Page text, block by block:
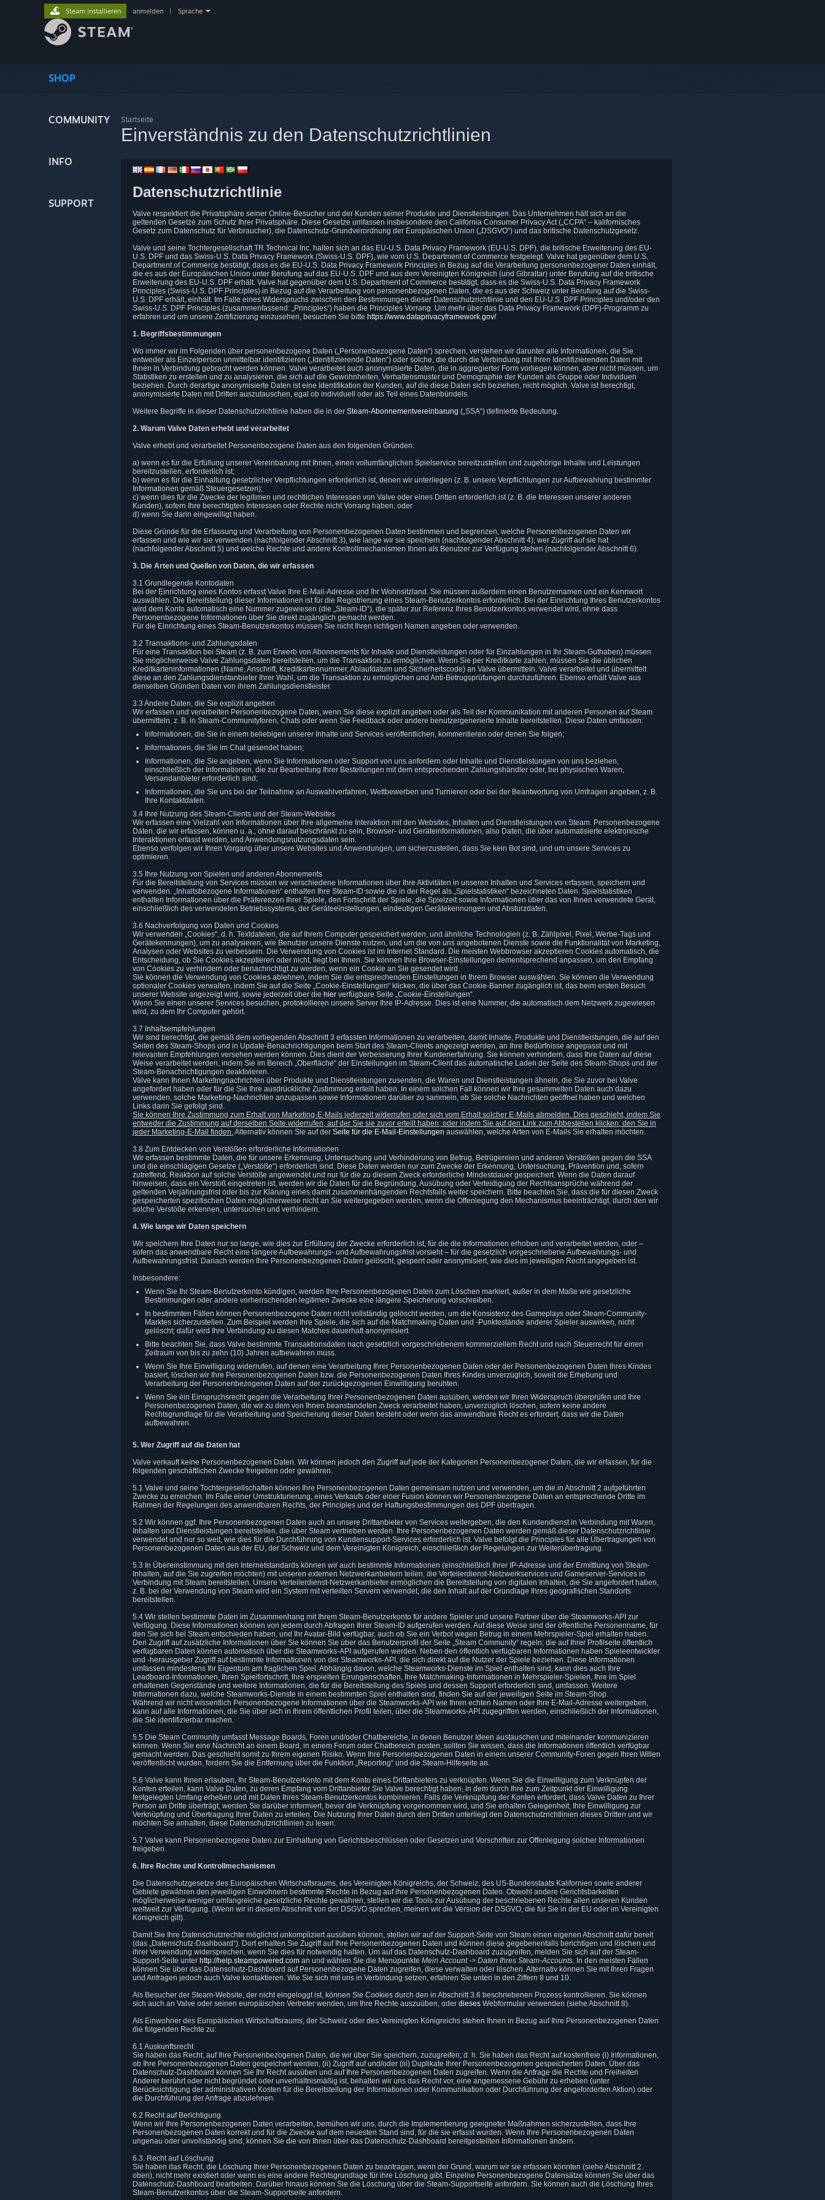
SHOP
COMMUNITY
INFO
SUPPORT
Steam installieren anmelden Sprache
Startseite
Einverständnis zu den Datenschutzrichtlinien
Datenschutzrichtlinie
Valve respektiert die Privatsphäre seiner Online-Besucher und der Kunden seiner Produkte und Dienstleistungen. Das Unternehmen hält sich an die
geltenden Gesetze zum Schutz Ihrer Privatsphäre. Diese Gesetze umfassen insbesondere den California Consumer Privacy Act („CCPA“ – kalifornisches
Gesetz zum Datenschutz für Verbraucher), die Datenschutz-Grundverordnung der Europäischen Union („DSGVO“) und das britische Datenschutzgesetz.
Valve und seine Tochtergesellschaft TR Technical Inc. halten sich an das EU-U.S. Data Privacy Framework (EU-U.S. DPF), die britische Erweiterung des EU-
U.S. DPF und das Swiss-U.S. Data Privacy Framework (Swiss-U.S. DPF), wie vom U.S. Department of Commerce festgelegt. Valve hat gegenüber dem U.S.
Department of Commerce bestätigt, dass es die EU-U.S. Data Privacy Framework Principles in Bezug auf die Verarbeitung personenbezogener Daten einhält,
die es aus der Europäischen Union unter Berufung auf das EU-U.S. DPF und aus dem Vereinigten Königreich (und Gibraltar) unter Berufung auf die britische
Erweiterung des EU-U.S. DPF erhält. Valve hat gegenüber dem U.S. Department of Commerce bestätigt, dass es die Swiss-U.S. Data Privacy Framework
Principles (Swiss-U.S. DPF Principles) in Bezug auf die Verarbeitung von personenbezogenen Daten, die es aus der Schweiz unter Berufung auf die Swiss-
U.S. DPF erhält, einhält. Im Falle eines Widerspruchs zwischen den Bestimmungen dieser Datenschutzrichtlinie und den EU-U.S. DPF Principles und/oder den
Swiss-U.S. DPF Principles (zusammenfassend: „Principles“) haben die Principles Vorrang. Um mehr über das Data Privacy Framework (DPF)-Programm zu
erfahren und um unsere Zertifizierung einzusehen, besuchen Sie bitte https://www.dataprivacyframework.gov/
1. Begriffsbestimmungen
Wo immer wir im Folgenden über personenbezogene Daten („Personenbezogene Daten“) sprechen, verstehen wir darunter alle Informationen, die Sie
entweder als Einzelperson unmittelbar identifizieren („Identifizierende Daten“) oder solche, die durch die Verbindung mit Ihren Identifizierenden Daten mit
Ihnen in Verbindung gebracht werden können. Valve verarbeitet auch anonymisierte Daten, die in aggregierter Form vorliegen können, aber nicht müssen, um
Statistiken zu erstellen und zu analysieren, die sich auf die Gewohnheiten, Verhaltensmuster und Demographie der Kunden als Gruppe oder Individuen
beziehen. Durch derartige anonymisierte Daten ist eine Identifikation der Kunden, auf die diese Daten sich beziehen, nicht möglich. Valve ist berechtigt,
anonymisierte Daten mit Dritten auszutauschen, egal ob individuell oder als Teil eines Datenbündels.
Weitere Begriffe in dieser Datenschutzrichtlinie haben die in der Steam-Abonnementvereinbarung („SSA“) definierte Bedeutung.
2. Warum Valve Daten erhebt und verarbeitet
Valve erhebt und verarbeitet Personenbezogene Daten aus den folgenden Gründen:
a) wenn es für die Erfüllung unserer Vereinbarung mit Ihnen, einen vollumfänglichen Spielservice bereitzustellen und zugehörige Inhalte und Leistungen
bereitzustellen, erforderlich ist;
b) wenn es für die Einhaltung gesetzlicher Verpflichtungen erforderlich ist, denen wir unterliegen (z. B. unsere Verpflichtungen zur Aufbewahrung bestimmter
Informationen gemäß Steuergesetzen);
c) wenn dies für die Zwecke der legitimen und rechtlichen Interessen von Valve oder eines Dritten erforderlich ist (z. B. die Interessen unserer anderen
Kunden), sofern Ihre berechtigten Interessen oder Rechte nicht Vorrang haben; oder
d) wenn Sie darin eingewilligt haben.
Diese Gründe für die Erfassung und Verarbeitung von Personenbezogenen Daten bestimmen und begrenzen, welche Personenbezogenen Daten wir
erfassen und wie wir sie verwenden (nachfolgender Abschnitt 3), wie lange wir sie speichern (nachfolgender Abschnitt 4), wer Zugriff auf sie hat
(nachfolgender Abschnitt 5) und welche Rechte und andere Kontrollmechanismen Ihnen als Benutzer zur Verfügung stehen (nachfolgender Abschnitt 6).
3. Die Arten und Quellen von Daten, die wir erfassen
3.1 Grundlegende Kontodaten
Bei der Einrichtung eines Kontos erfasst Valve Ihre E-Mail-Adresse und Ihr Wohnsitzland. Sie müssen außerdem einen Benutzernamen und ein Kennwort
auswählen. Die Bereitstellung dieser Informationen ist für die Registrierung eines Steam-Benutzerkontos erforderlich. Bei der Einrichtung Ihres Benutzerkontos
wird dem Konto automatisch eine Nummer zugewiesen (die „Steam-ID“), die später zur Referenz Ihres Benutzerkontos verwendet wird, ohne dass
Personenbezogene Informationen über Sie direkt zugänglich gemacht werden.
Für die Einrichtung eines Steam-Benutzerkontos müssen Sie nicht Ihren richtigen Namen angeben oder verwenden.
3.2 Transaktions- und Zahlungsdaten
Für eine Transaktion bei Steam (z. B. zum Erwerb von Abonnements für Inhalte und Dienstleistungen oder für Einzahlungen in Ihr Steam-Guthaben) müssen
Sie möglicherweise Valve Zahlungsdaten bereitstellen, um die Transaktion zu ermöglichen. Wenn Sie per Kreditkarte zahlen, müssen Sie die üblichen
Kreditkarteninformationen (Name, Anschrift, Kreditkartennummer, Ablaufdatum und Sicherheitscode) an Valve übermitteln. Valve verarbeitet und übermittelt
diese an den Zahlungsdienstanbieter Ihrer Wahl, um die Transaktion zu ermöglichen und Anti-Betrugsprüfungen durchzuführen. Ebenso erhält Valve aus
denselben Gründen Daten von ihrem Zahlungsdienstleister.
3.3 Andere Daten, die Sie explizit angeben
Wir erfassen und verarbeiten Personenbezogene Daten, wenn Sie diese explizit angeben oder als Teil der Kommunikation mit anderen Personen auf Steam
übermitteln, z. B. in Steam-Communityforen, Chats oder wenn Sie Feedback oder andere benutzergenerierte Inhalte bereitstellen. Diese Daten umfassen:
Informationen, die Sie in einem beliebigen unserer Inhalte und Services veröffentlichen, kommentieren oder denen Sie folgen;
Informationen, die Sie im Chat gesendet haben;
Informationen, die Sie angeben, wenn Sie Informationen oder Support von uns anfordern oder Inhalte und Dienstleistungen von uns beziehen,
einschließlich der Informationen, die zur Bearbeitung Ihrer Bestellungen mit dem entsprechenden Zahlungshändler oder, bei physischen Waren,
Versandanbieter erforderlich sind;
Informationen, die Sie uns bei der Teilnahme an Auswahlverfahren, Wettbewerben und Turnieren oder bei der Beantwortung von Umfragen angeben, z. B.
Ihre Kontaktdaten.
3.4 Ihre Nutzung des Steam-Clients und der Steam-Websites
Wir erfassen eine Vielzahl von Informationen über Ihre allgemeine Interaktion mit den Websites, Inhalten und Dienstleistungen von Steam. Personenbezogene
Daten, die wir erfassen, können u. a., ohne darauf beschränkt zu sein, Browser- und Geräteinformationen, also Daten, die über automatisierte elektronische
Interaktionen erfasst werden, und Anwendungsnutzungsdaten sein.
Ebenso verfolgen wir Ihren Vorgang über unsere Websites und Anwendungen, um sicherzustellen, dass Sie kein Bot sind, und um unsere Services zu
optimieren.
3.5 Ihre Nutzung von Spielen und anderen Abonnements
Für die Bereitstellung von Services müssen wir verschiedene Informationen über Ihre Aktivitäten in unseren Inhalten und Services erfassen, speichern und
verwenden. „Inhaltsbezogene Informationen“ enthalten Ihre Steam-ID sowie die in der Regel als „Spielstatistiken“ bezeichneten Daten. Spielstatistiken
enthalten Informationen über die Präferenzen Ihrer Spiele, den Fortschritt der Spiele, die Spielzeit sowie Informationen über das von Ihnen verwendete Gerät,
einschließlich des verwendeten Betriebssystems, der Geräteeinstellungen, eindeutigen Gerätekennungen und Absturzdaten.
3.6 Nachverfolgung von Daten und Cookies
Wir verwenden „Cookies“, d. h. Textdateien, die auf Ihrem Computer gespeichert werden, und ähnliche Technologien (z. B. Zählpixel, Pixel, Werbe-Tags und
Gerätekennungen), um zu analysieren, wie Benutzer unsere Dienste nutzen, und um die von uns angebotenen Dienste sowie die Funktionalität von Marketing,
Analysen oder Websites zu verbessern. Die Verwendung von Cookies ist im Internet Standard. Die meisten Webbrowser akzeptieren Cookies automatisch, die
Entscheidung, ob Sie Cookies akzeptieren oder nicht, liegt bei Ihnen. Sie können Ihre Browser-Einstellungen dementsprechend anpassen, um den Empfang
von Cookies zu verhindern oder benachrichtigt zu werden, wenn ein Cookie an Sie gesendet wird.
Sie können die Verwendung von Cookies ablehnen, indem Sie die entsprechenden Einstellungen in Ihrem Browser auswählen. Sie können die Verwendung
optionaler Cookies verwalten, indem Sie auf die Seite „Cookie-Einstellungen“ klicken, die über das Cookie-Banner zugänglich ist, das beim ersten Besuch
unserer Website angezeigt wird, sowie jederzeit über die hier verfügbare Seite „Cookie-Einstellungen“.
Wenn Sie einen unserer Services besuchen, protokollieren unsere Server Ihre IP-Adresse. Dies ist eine Nummer, die automatisch dem Netzwerk zugewiesen
wird, zu dem Ihr Computer gehört.
3.7 Inhaltsempfehlungen
Wir sind berechtigt, die gemäß dem vorliegenden Abschnitt 3 erfassten Informationen zu verarbeiten, damit Inhalte, Produkte und Dienstleistungen, die auf den
Seiten des Steam-Shops und in Update-Benachrichtigungen beim Start des Steam-Clients angezeigt werden, an Ihre Bedürfnisse angepasst und mit
relevanten Empfehlungen versehen werden können. Dies dient der Verbesserung Ihrer Kundenerfahrung. Sie können verhindern, dass Ihre Daten auf diese
Weise verarbeitet werden, indem Sie im Bereich „Oberfläche“ der Einstellungen im Steam-Client das automatische Laden der Seite des Steam-Shops und der
Steam-Benachrichtigungen deaktivieren.
Valve kann Ihnen Marketingnachrichten über Produkte und Dienstleistungen zusenden, die Waren und Dienstleistungen ähneln, die Sie zuvor bei Valve
angefordert haben oder für die Sie Ihre ausdrückliche Zustimmung erteilt haben. In einem solchen Fall können wir Ihre gesammelten Daten auch dazu
verwenden, solche Marketing-Nachrichten anzupassen sowie Informationen darüber zu sammeln, ob Sie solche Nachrichten geöffnet haben und welchen
Links darin Sie gefolgt sind.
Sie können Ihre Zustimmung zum Erhalt von Marketing-E-Mails jederzeit widerrufen oder sich vom Erhalt solcher E-Mails abmelden. Dies geschieht, indem Sie
entweder die Zustimmung auf derselben Seite widerrufen, auf der Sie sie zuvor erteilt haben, oder indem Sie auf den Link zum Abbestellen klicken, den Sie in
jeder Marketing-E-Mail finden.Alternativ können Sie auf der Seite für die E-Mail-Einstellungen auswählen, welche Arten von E-Mails Sie erhalten möchten.
3.8 Zum Entdecken von Verstößen erforderliche Informationen
Wir erfassen bestimmte Daten, die für unsere Erkennung, Untersuchung und Verhinderung von Betrug, Betrügereien und anderen Verstößen gegen die SSA
und die einschlägigen Gesetze („Verstöße“) erforderlich sind. Diese Daten werden nur zum Zwecke der Erkennung, Untersuchung, Prävention und, sofern
zutreffend, Reaktion auf solche Verstöße angewendet und nur für die zu diesem Zweck erforderliche Mindestdauer gespeichert. Wenn die Daten darauf
hinweisen, dass ein Verstoß eingetreten ist, werden wir die Daten für die Begründung, Ausübung oder Verteidigung der Rechtsansprüche während der
geltenden Verjährungsfrist oder bis zur Klärung eines damit zusammenhängenden Rechtsfalls weiter speichern. Bitte beachten Sie, dass die für diesen Zweck
gespeicherten spezifischen Daten möglicherweise nicht an Sie weitergegeben werden, wenn die Offenlegung den Mechanismus beeinträchtigt, durch den wir
solche Verstöße erkennen, untersuchen und verhindern.
4. Wie lange wir Daten speichern
Wir speichern Ihre Daten nur so lange, wie dies zur Erfüllung der Zwecke erforderlich ist, für die die Informationen erhoben und verarbeitet werden, oder –
sofern das anwendbare Recht eine längere Aufbewahrungs- und Aufbewahrungsfrist vorsieht – für die gesetzlich vorgeschriebene Aufbewahrungs- und
Aufbewahrungsfrist. Danach werden Ihre Personenbezogenen Daten gelöscht, gesperrt oder anonymisiert, wie dies im jeweiligen Recht angegeben ist.
Insbesondere:
Wenn Sie Ihr Steam-Benutzerkonto kündigen, werden Ihre Personenbezogenen Daten zum Löschen markiert, außer in dem Maße wie gesetzliche
Bestimmungen oder andere vorherrschenden legitimen Zwecke eine längere Speicherung vorschreiben.
In bestimmten Fällen können Personenbezogene Daten nicht vollständig gelöscht werden, um die Konsistenz des Gameplays oder Steam-Community-
Marktes sicherzustellen. Zum Beispiel werden Ihre Spiele, die sich auf die Matchmaking-Daten und -Punktestände anderer Spieler auswirken, nicht
gelöscht; dafür wird Ihre Verbindung zu diesen Matches dauerhaft anonymisiert.
Bitte beachten Sie, dass Valve bestimmte Transaktionsdaten nach gesetzlich vorgeschriebenem kommerziellem Recht und nach Steuerrecht für einen
Zeitraum von bis zu zehn (10) Jahren aufbewahren muss.
Wenn Sie Ihre Einwilligung widerrufen, auf denen eine Verarbeitung Ihrer Personenbezogenen Daten oder der Personenbezogenen Daten Ihres Kindes
basiert, löschen wir Ihre Personenbezogenen Daten bzw. die Personenbezogenen Daten Ihres Kindes unverzüglich, soweit die Erhebung und
Verarbeitung der Personenbezogenen Daten auf der zurückgezogenen Einwilligung beruhten.
Wenn Sie ein Einspruchsrecht gegen die Verarbeitung Ihrer Personenbezogenen Daten ausüben, werden wir Ihren Widerspruch überprüfen und Ihre
Personenbezogenen Daten, die wir zu dem von Ihnen beanstandeten Zweck verarbeitet haben, unverzüglich löschen, sofern keine andere
Rechtsgrundlage für die Verarbeitung und Speicherung dieser Daten besteht oder wenn das anwendbare Recht es erfordert, dass wir die Daten
aufbewahren.
5. Wer Zugriff auf die Daten hat
Valve verkauft keine Personenbezogenen Daten. Wir können jedoch den Zugriff auf jede der Kategorien Personenbezogener Daten, die wir erfassen, für die
folgenden geschäftlichen Zwecke freigeben oder gewähren.
5.1 Valve und seine Tochtergesellschaften können Ihre Personenbezogenen Daten gemeinsam nutzen und verwenden, um die in Abschnitt 2 aufgeführten
Zwecke zu erreichen. Im Falle einer Umstrukturierung, eines Verkaufs oder einer Fusion können wir Personenbezogene Daten an entsprechende Dritte im
Rahmen der Regelungen des anwendbaren Rechts, der Principles und der Haftungsbestimmungen des DPF übertragen.
5.2 Wir können ggf. Ihre Personenbezogenen Daten auch an unsere Drittanbieter von Services weitergeben, die den Kundendienst in Verbindung mit Waren,
Inhalten und Dienstleistungen bereitstellen, die über Steam vertrieben werden. Ihre Personenbezogenen Daten werden gemäß dieser Datenschutzrichtlinie
verwendet und nur so weit, wie dies für die Durchführung von Kundensupport-Services erforderlich ist. Valve befolgt die Principles für alle Übertragungen von
Personenbezogenen Daten aus der EU, der Schweiz und dem Vereinigten Königreich, einschließlich der Regelungen zur Weiterübertragung.
5.3 In Übereinstimmung mit den Internetstandards können wir auch bestimmte Informationen (einschließlich Ihrer IP-Adresse und der Ermittlung von Steam-
Inhalten, auf die Sie zugreifen möchten) mit unseren externen Netzwerkanbietern teilen, die Verteilerdienst-Netzwerkservices und Gameserver-Services in
Verbindung mit Steam bereitstellen. Unsere Verteilerdienst-Netzwerkanbieter ermöglichen die Bereitstellung von digitalen Inhalten, die Sie angefordert haben,
z. B. bei der Verwendung von Steam wird ein System mit verteilten Servern verwendet, die den Inhalt auf der Grundlage Ihres geografischen Standorts
bereitstellen.
5.4 Wir stellen bestimmte Daten im Zusammenhang mit Ihrem Steam-Benutzerkonto für andere Spieler und unsere Partner über die Steamworks-API zur
Verfügung. Diese Informationen können von jedem durch Abfragen Ihrer Steam-ID aufgerufen werden. Auf diese Weise sind der öffentliche Personenname, für
den Sie sich bei Steam entschieden haben, und Ihr Avatar-Bild verfügbar, auch ob Sie ein Verbot wegen Betrug in einem Mehrspieler-Spiel erhalten haben.
Den Zugriff auf zusätzliche Informationen über Sie können Sie über das Benutzerprofil der Seite „Steam Community“ regeln; die auf Ihrer Profilseite öffentlich
verfügbaren Daten können automatisch über die Steamworks-API aufgerufen werden. Neben den öffentlich verfügbaren Informationen haben Spieleentwickler
und -herausgeber Zugriff auf bestimmte Informationen von der Steamworks-API, die sich direkt auf die Nutzer der Spiele beziehen. Diese Informationen
umfassen mindestens Ihr Eigentum am fraglichen Spiel. Abhängig davon, welche Steamworks-Dienste im Spiel enthalten sind, kann dies auch Ihre
Leadboard-Informationen, Ihren Spielfortschritt, Ihre erspielten Errungenschaften, Ihre Matchmaking-Informationen in Mehrspieler-Spielen, Ihre im Spiel
erhaltenen Gegenstände und weitere Informationen, die für die Bereitstellung des Spiels und dessen Support erforderlich sind, umfassen. Weitere
Informationen dazu, welche Steamworks-Dienste in einem bestimmten Spiel enthalten sind, finden Sie auf der jeweiligen Seite im Steam-Shop.
Während wir nicht wissentlich Personenbezogene Informationen über die Steamworks-API wie Ihren echten Namen oder Ihre E-Mail-Adresse weitergeben,
kann auf alle Informationen, die Sie über sich in Ihrem öffentlichen Profil teilen, über die Steamworks-API zugegriffen werden, einschließlich der Informationen,
die Sie identifizierbar machen.
5.5 Die Steam Community umfasst Message Boards, Foren und/oder Chatbereiche, in denen Benutzer Ideen austauschen und miteinander kommunizieren
können. Wenn Sie eine Nachricht an einem Board, in einem Forum oder Chatbereich posten, sollten Sie wissen, dass die Informationen öffentlich verfügbar
gemacht werden. Das geschieht somit zu Ihrem eigenen Risiko. Wenn Ihre Personenbezogenen Daten in einem unserer Community-Foren gegen Ihren Willen
veröffentlicht wurden, fordern Sie die Entfernung über die Funktion „Reporting“ und die Steam-Hilfeseite an.
5.6 Valve kann Ihnen erlauben, Ihr Steam-Benutzerkonto mit dem Konto eines Drittanbieters zu verknüpfen. Wenn Sie die Einwilligung zum Verknüpfen der
Konten erteilen, kann Valve Daten, zu deren Empfang vom Drittanbieter Sie Valve berechtigt haben, in dem durch Ihre zum Zeitpunkt der Einwilligung
festgelegten Umfang erheben und mit Daten Ihres Steam-Benutzerkontos kombinieren. Falls die Verknüpfung der Konten erfordert, dass Valve Daten zu Ihrer
Person an Dritte überträgt, werden Sie darüber informiert, bevor die Verknüpfung vorgenommen wird, und Sie erhalten Gelegenheit, Ihre Einwilligung zur
Verknüpfung und Übertragung Ihrer Daten zu erteilen. Die Nutzung Ihrer Daten durch den Dritten unterliegt den Datenschutzrichtlinien dieses Dritten und wir
möchten Sie anhalten, diese Datenschutzrichtlinien zu lesen.
5.7 Valve kann Personenbezogene Daten zur Einhaltung von Gerichtsbeschlüssen oder Gesetzen und Vorschriften zur Offenlegung solcher Informationen
freigeben.
6. Ihre Rechte und Kontrollmechanismen
Die Datenschutzgesetze des Europäischen Wirtschaftsraums, des Vereinigten Königreichs, der Schweiz, des US-Bundesstaats Kalifornien sowie anderer
Gebiete gewähren den jeweiligen Einwohnern bestimmte Rechte in Bezug auf ihre Personenbezogenen Daten. Obwohl andere Gerichtsbarkeiten
möglicherweise weniger umfangreiche gesetzliche Rechte gewähren, stellen wir die Tools zur Ausübung der beschriebenen Rechte allen unseren Kunden
weltweit zur Verfügung. (Wenn wir in diesem Abschnitt von der DSGVO sprechen, meinen wir die Version der DSGVO, die für Sie in der EU oder im Vereinigten
Königreich gilt).
Damit Sie Ihre Datenschutzrechte möglichst unkompliziert ausüben können, stellen wir auf der Support-Seite von Steam einen eigenen Abschnitt dafür bereit
(das „Datenschutz-Dashboard“). Dort erhalten Sie Zugriff auf Ihre Personenbezogenen Daten und können diese gegebenenfalls berichtigen und löschen und
ihrer Verwendung widersprechen, wenn Sie dies für notwendig halten. Um auf das Datenschutz-Dashboard zuzugreifen, melden Sie sich auf der Steam-
Support-Seite unter http://help.steampowered.com an und wählen Sie die Menüpunkte Mein Account -> Daten Ihres Steam-Accounts. In den meisten Fällen
können Sie über das Datenschutz-Dashboard auf Personenbezogene Daten zugreifen, diese verwalten oder löschen. Alternativ können Sie mit Ihren Fragen
und Anfragen jedoch auch Valve kontaktieren. Wie Sie sich mit uns in Verbindung setzen, erfahren Sie unten in den Ziffern 8 und 10.
Als Besucher der Steam-Website, der nicht eingeloggt ist, können Sie Cookies durch den in Abschnitt 3.6 beschriebenen Prozess kontrollieren. Sie können
sich auch an Valve oder seinen europäischen Vertreter wenden, um Ihre Rechte auszuüben, oder dieses Webformular verwenden (siehe Abschnitt 8).
Als Einwohner des Europäischen Wirtschaftsraums, der Schweiz oder des Vereinigten Königreichs stehen Ihnen in Bezug auf Ihre Personenbezogenen Daten
die folgenden Rechte zu:
6.1 Auskunftsrecht
Sie haben das Recht, auf Ihre Personenbezogenen Daten, die wir über Sie speichern, zuzugreifen; d. h. Sie haben das Recht auf kostenfreie (i) Informationen,
ob Ihre Personenbezogenen Daten gespeichert werden, (ii) Zugriff auf und/oder (iii) Duplikate Ihrer Personenbezogenen gespeicherten Daten. Über das
Datenschutz-Dashboard können Sie Ihr Recht ausüben und auf Ihre Personenbezogenen Daten zugreifen. Wenn die Anfrage die Rechte und Freiheiten
Anderer berührt oder nicht begründet oder unverhältnismäßig ist, behalten wir uns das Recht vor, eine angemessene Gebühr zu erheben (unter
Berücksichtigung der administrativen Kosten für die Bereitstellung der Informationen oder Kommunikation oder Durchführung der angeforderten Aktion) oder
die Durchführung der Anfrage abzulehnen.
6.2 Recht auf Berichtigung
Wenn wir Ihre Personenbezogenen Daten verarbeiten, bemühen wir uns, durch die Implementierung geeigneter Maßnahmen sicherzustellen, dass Ihre
Personenbezogenen Daten korrekt und für die Zwecke auf dem neuesten Stand sind, für die sie erfasst wurden. Wenn Ihre Personenbezogenen Daten
ungenau oder unvollständig sind, können Sie die von Ihnen über das Datenschutz-Dashboard bereitgestellten Informationen ändern.
6.3. Recht auf Löschung
Sie haben das Recht, die Löschung Ihrer Personenbezogenen Daten zu beantragen, wenn der Grund, warum wir sie erfassen könnten (siehe Abschnitt 2.
oben), nicht mehr existiert oder wenn es eine andere Rechtsgrundlage für ihre Löschung gibt. Einzelne Personenbezogene Datensätze können Sie über das
Datenschutz-Dashboard bearbeiten. Darüber hinaus können Sie die Löschung über die Steam-Supportseite anfordern. Sie können auch die Löschung Ihres
Steam-Benutzerkontos über die Steam-Supportseite anfordern.